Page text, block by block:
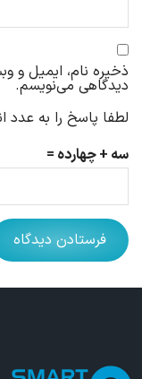
ذخیره نام، ایمیل و
دیدگاهی می‌نویسم.
لطفا پاسخ را به عدد
سه + چهارده =